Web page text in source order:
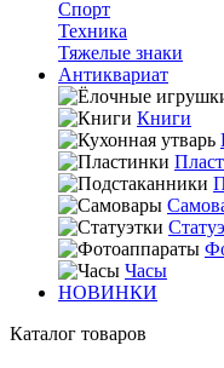
Спорт
Техника
Тяжелые знаки
Антиквариат
Книги
Часы
НОВИНКИ
Каталог товаров